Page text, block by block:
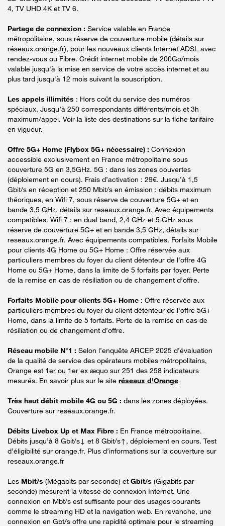
4, TV UHD 4K et TV 6.
Partage de connexion : Service valable en France
métropolitaine, sous réserve de couverture mobile (détails sur
réseaux.orange.fr), pour les nouveaux clients Internet ADSL avec
rendez-vous ou Fibre. Crédit internet mobile de 200Go/mois
valable jusqu'à la mise en service de votre accès internet et au
plus tard jusqu'à 12 mois suivant la souscription.
Les appels illimités : Hors coût du service des numéros
spéciaux. Jusqu’à 250 correspondants différents/mois et 3h
maximum/appel. Voir la liste des destinations sur la fiche tarifaire
en vigueur.
Offre 5G+ Home (Flybox 5G+ nécessaire) : Connexion
accessible exclusivement en France métropolitaine sous
couverture 5G en 3,5GHz. 5G : dans les zones couvertes
(déploiement en cours). Frais d’activation : 29€. Jusqu’à 1,5
Gbit/s en réception et 250 Mbit/s en émission : débits maximum
théoriques, en Wifi 7, sous réserve de couverture 5G+ et en
bande 3,5 GHz, détails sur reseaux.orange.fr. Avec équipements
compatibles. Wifi 7 : en dual band, 2,4 GHz et 5 GHz sous
réserve de couverture 5G+ et en bande 3,5 GHz, détails sur
reseaux.orange.fr. Avec équipements compatibles. Forfaits Mobile
pour clients 4G Home ou 5G+ Home : Offre réservée aux
particuliers membres du foyer du client détenteur de l'offre 4G
Home ou 5G+ Home, dans la limite de 5 forfaits par foyer. Perte
de la remise en cas de résiliation ou de changement d’offre.
Forfaits Mobile pour clients 5G+ Home : Offre réservée aux
particuliers membres du foyer du client détenteur de l'offre 5G+
Home, dans la limite de 5 forfaits. Perte de la remise en cas de
résiliation ou de changement d’offre.
Réseau mobile N°1 : Selon l’enquête ARCEP 2025 d’évaluation
de la qualité de service des opérateurs mobiles métropolitains,
Orange est 1er ou 1er ex æquo sur 251 des 258 indicateurs
mesurés. En savoir plus sur le site réseaux d'Orange
Très haut débit mobile 4G ou 5G : dans les zones déployées.
Couverture sur reseaux.orange.fr.
Débits Livebox Up et Max Fibre : En France métropolitaine.
Débits jusqu’à 8 Gbit/s↓ et 8 Gbit/s↑, déploiement en cours. Test
d’éligibilité sur orange.fr. Plus d’informations sur la couverture sur
reseaux.orange.fr
Les Mbit/s (Mégabits par seconde) et Gbit/s (Gigabits par
seconde) mesurent la vitesse de connexion Internet. Une
connexion en Mbt/s est suffisante pour des usages courants
comme le streaming HD et la navigation web. En revanche, une
connexion en Gbt/s offre une rapidité optimale pour le streaming